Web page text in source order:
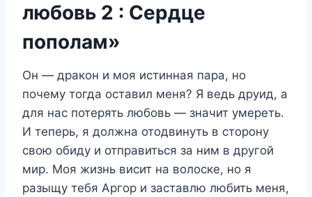
любовь 2 : Сердце
пополам»
Он — дракон и моя истинная пара, но
почему тогда оставил меня? Я ведь друид, а
для нас потерять любовь — значит умереть.
И теперь, я должна отодвинуть в сторону
свою обиду и отправиться за ним в другой
мир. Моя жизнь висит на волоске, но я
разыщу тебя Аргор и заставлю любить меня,